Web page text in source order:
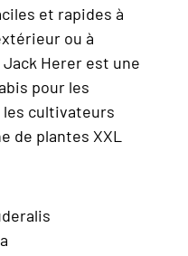
et rapides à
ou à
Herer est une
pour les
cultivateurs
de plantes XXL